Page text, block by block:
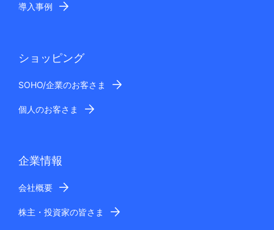
導入事例
ショッピング
SOHO/企業のお客さま
個人のお客さま
企業情報
会社概要
株主・投資家の皆さま